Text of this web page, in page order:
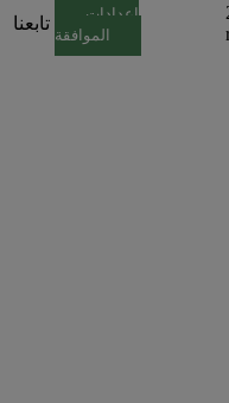
تابعنا
إعدادات
الموافقة